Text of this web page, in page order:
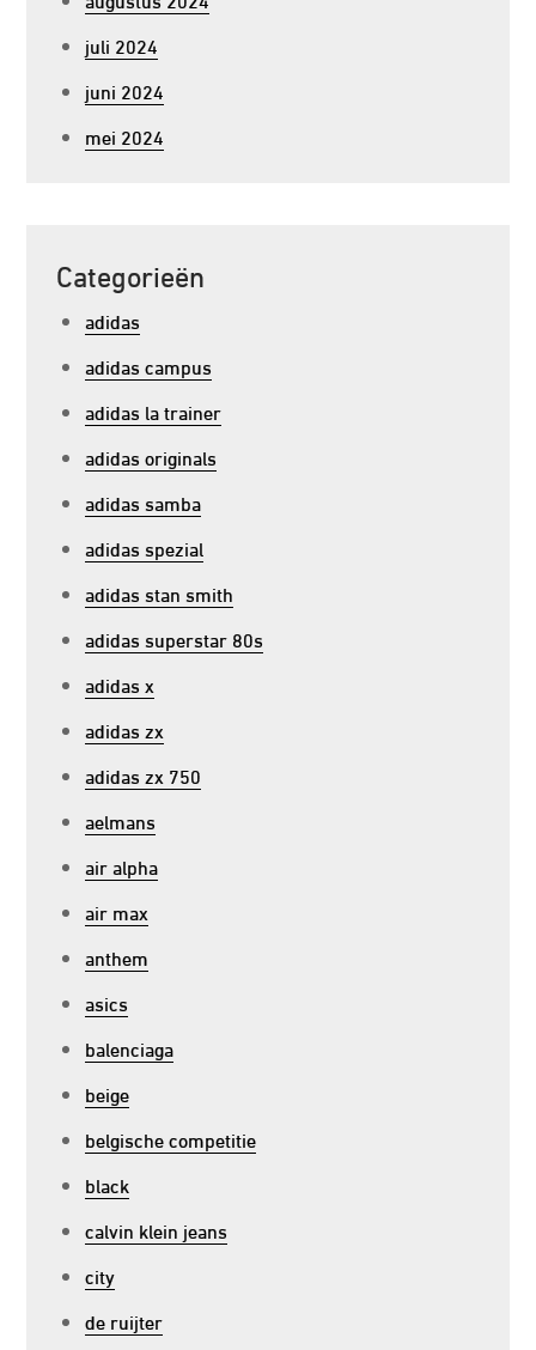
juli 2024
juni 2024
mei 2024
Categorieën
adidas
adidas campus
adidas la trainer
adidas originals
adidas samba
adidas spezial
adidas stan smith
adidas superstar 80s
adidas x
adidas zx
adidas zx 750
aelmans
air alpha
air max
anthem
asics
balenciaga
beige
belgische competitie
black
calvin klein jeans
city
de ruijter